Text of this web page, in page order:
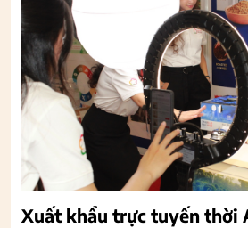
Xuất khẩu trực tuyến thời